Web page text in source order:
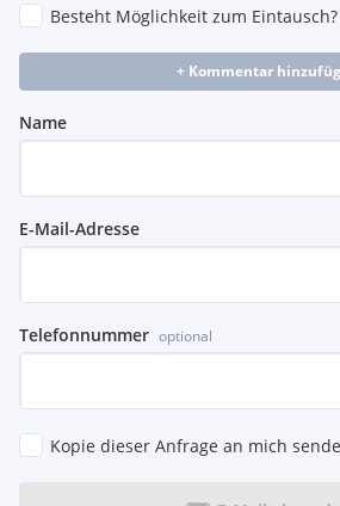
Verzurrösen klappbar
Vliesbatterie 12 V 92 Ah
Vollverzinkte Karroserie
Wärmedämmendes Glas
Windschutzscheibenantenne
Zwei Cupholder
Generator 14 V/200 A
Besteht Möglichkeit zum Eintausch?
+ Kommentar
Name
E-Mail-Adresse
Telefonnummer optional
Kopie dieser Anfrage an mich